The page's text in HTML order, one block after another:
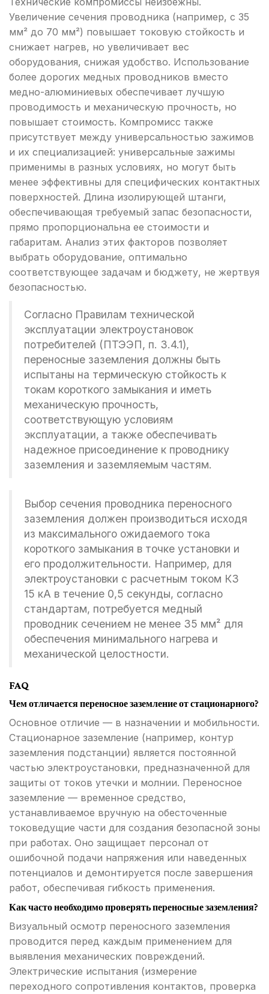
Увеличение сечения проводника (например, с 35
мм² до 70 мм²) повышает токовую стойкость и
снижает нагрев, но увеличивает вес
оборудования, снижая удобство. Использование
более дорогих медных проводников вместо
медно-алюминиевых обеспечивает лучшую
проводимость и механическую прочность, но
повышает стоимость. Компромисс также
присутствует между универсальностью зажимов
и их специализацией: универсальные зажимы
применимы в разных условиях, но могут быть
менее эффективны для специфических контактных
поверхностей. Длина изолирующей штанги,
обеспечивающая требуемый запас безопасности,
прямо пропорциональна ее стоимости и
габаритам. Анализ этих факторов позволяет
выбрать оборудование, оптимально
соответствующее задачам и бюджету, не жертвуя
безопасностью.
Согласно Правилам технической
эксплуатации электроустановок
потребителей (ПТЭЭП, п. 3.4.1),
переносные заземления должны быть
испытаны на термическую стойкость к
токам короткого замыкания и иметь
механическую прочность,
соответствующую условиям
эксплуатации, а также обеспечивать
надежное присоединение к проводнику
заземления и заземляемым частям.
Выбор сечения проводника переносного
заземления должен производиться исходя
из максимального ожидаемого тока
короткого замыкания в точке установки и
его продолжительности. Например, для
электроустановки с расчетным током КЗ
15 кА в течение 0,5 секунды, согласно
стандартам, потребуется медный
проводник сечением не менее 35 мм² для
обеспечения минимального нагрева и
механической целостности.
FAQ
Чем отличается переносное заземление от стационарного?
Основное отличие — в назначении и мобильности.
Стационарное заземление (например, контур
заземления подстанции) является постоянной
частью электроустановки, предназначенной для
защиты от токов утечки и молнии. Переносное
заземление — временное средство,
устанавливаемое вручную на обесточенные
токоведущие части для создания безопасной зоны
при работах. Оно защищает персонал от
ошибочной подачи напряжения или наведенных
потенциалов и демонтируется после завершения
работ, обеспечивая гибкость применения.
Как часто необходимо проверять переносные заземления?
Визуальный осмотр переносного заземления
проводится перед каждым применением для
выявления механических повреждений.
Электрические испытания (измерение
переходного сопротивления контактов, проверка